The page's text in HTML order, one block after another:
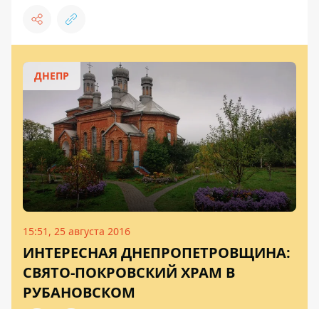
ДНЕПР
15:51, 25 августа 2016
ИНТЕРЕСНАЯ ДНЕПРОПЕТРОВЩИНА:
СВЯТО-ПОКРОВСКИЙ ХРАМ В
РУБАНОВСКОМ